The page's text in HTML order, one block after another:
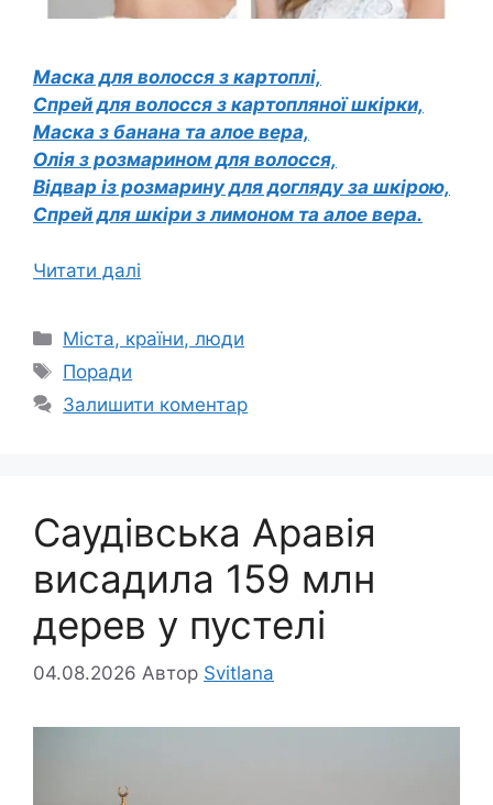
Маска для волосся з картоплі,
Спрей для волосся з картопляної шкірки,
Маска з банана та алое вера,
Олія з розмарином для волосся,
Відвар із розмарину для догляду за шкірою,
Спрей для шкіри з лимоном та алое вера.
Читати далі
Категорії
Міста, країни, люди
Позначки
Поради
Залишити коментар
Саудівська Аравія
висадила 159 млн
дерев у пустелі
04.08.2026 Автор Svitlana